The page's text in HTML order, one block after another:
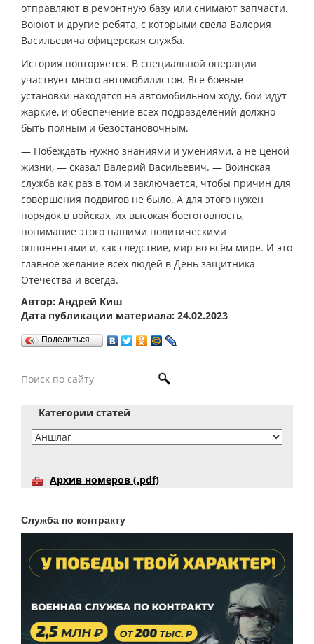
отправляют в ремонтную базу или снимают запчасти.
Воюют и другие ребята, с которыми свела Валерия
Васильевича офицерская служба.
История повторяется. В специальной операции
участвует много автомобилистов. Все боевые
установки находятся на автомобильном ходу, бои идут
жаркие, и обеспечение всех подразделений должно
быть полным и безостановочным.
— Побеждать нужно знаниями и умениями, а не ценой
жизни, — сказал Валерий Васильевич. — Воинская
служба как раз в том и заключается, чтобы причин для
совершения подвигов не было. А для этого нужен
порядок в войсках, их высокая боеготовность,
понимание этого нашими политическими
оппонентами и, как следствие, мир во всём мире. И это
главное желание всех людей в День защитника
Отечества и всегда.
Автор: Андрей Киш
Дата публикации материала: 24.02.2023
Поделиться…
Категории статей
Архив номеров (.pdf)
Служба по контракту